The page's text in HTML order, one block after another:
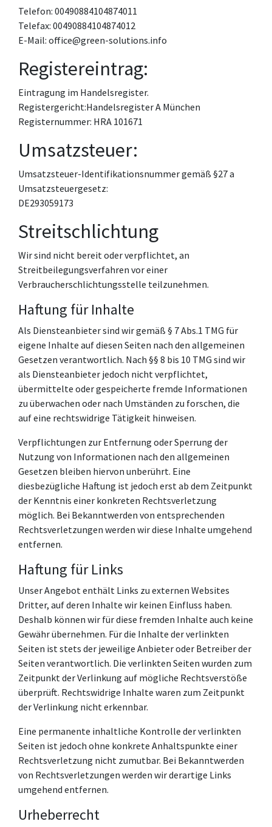
Telefon: 00490884104874011
Telefax: 00490884104874012
E-Mail: office@green-solutions.info
Registereintrag:
Eintragung im Handelsregister.
Registergericht:Handelsregister A München
Registernummer: HRA 101671
Umsatzsteuer:
Umsatzsteuer-Identifikationsnummer gemäß §27 a
Umsatzsteuergesetz:
DE293059173
Streitschlichtung
Wir sind nicht bereit oder verpflichtet, an
Streitbeilegungsverfahren vor einer
Verbraucherschlichtungsstelle teilzunehmen.
Haftung für Inhalte
Als Diensteanbieter sind wir gemäß § 7 Abs.1 TMG für
eigene Inhalte auf diesen Seiten nach den allgemeinen
Gesetzen verantwortlich. Nach §§ 8 bis 10 TMG sind wir
als Diensteanbieter jedoch nicht verpflichtet,
übermittelte oder gespeicherte fremde Informationen
zu überwachen oder nach Umständen zu forschen, die
auf eine rechtswidrige Tätigkeit hinweisen.
Verpflichtungen zur Entfernung oder Sperrung der
Nutzung von Informationen nach den allgemeinen
Gesetzen bleiben hiervon unberührt. Eine
diesbezügliche Haftung ist jedoch erst ab dem Zeitpunkt
der Kenntnis einer konkreten Rechtsverletzung
möglich. Bei Bekanntwerden von entsprechenden
Rechtsverletzungen werden wir diese Inhalte umgehend
entfernen.
Haftung für Links
Unser Angebot enthält Links zu externen Websites
Dritter, auf deren Inhalte wir keinen Einfluss haben.
Deshalb können wir für diese fremden Inhalte auch keine
Gewähr übernehmen. Für die Inhalte der verlinkten
Seiten ist stets der jeweilige Anbieter oder Betreiber der
Seiten verantwortlich. Die verlinkten Seiten wurden zum
Zeitpunkt der Verlinkung auf mögliche Rechtsverstöße
überprüft. Rechtswidrige Inhalte waren zum Zeitpunkt
der Verlinkung nicht erkennbar.
Eine permanente inhaltliche Kontrolle der verlinkten
Seiten ist jedoch ohne konkrete Anhaltspunkte einer
Rechtsverletzung nicht zumutbar. Bei Bekanntwerden
von Rechtsverletzungen werden wir derartige Links
umgehend entfernen.
Urheberrecht